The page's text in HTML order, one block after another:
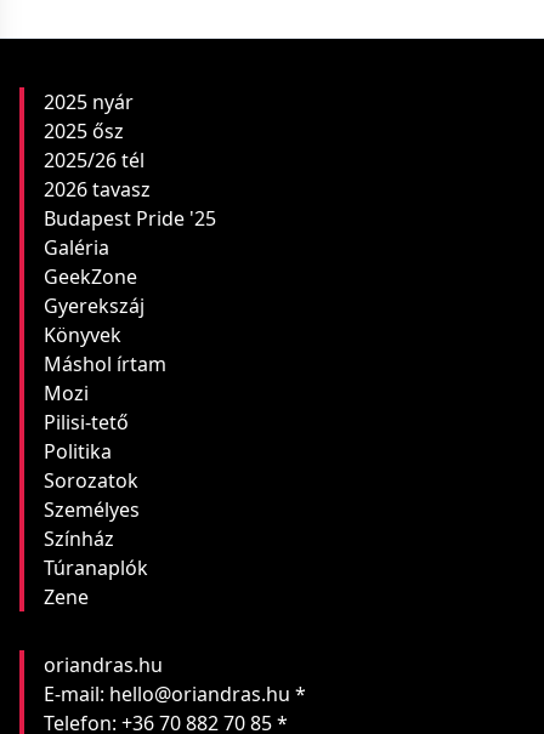
2025 nyár
2025 ősz
2025/26 tél
2026 tavasz
Budapest Pride '25
Galéria
GeekZone
Gyerekszáj
Könyvek
Máshol írtam
Mozi
Pilisi-tető
Politika
Sorozatok
Személyes
Színház
Túranaplók
Zene
oriandras.hu
E-mail: hello@oriandras.hu *
Telefon: +36 70 882 70 85 *